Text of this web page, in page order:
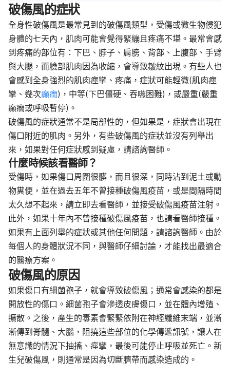
破傷風的症狀
全身性破傷風是最常見到的破傷風類型，受傷或微生物侵犯
身體的七天內，肌肉可能會覺得緊繃且疼痛不堪。最常會感
到疼痛的部位有：下巴、脖子、肩膀、背部、上腹部、手臂
與大腿，而臉部肌肉因為收縮，會導致皺紋出現。有些人也
會感到全身強烈的肌肉痙攣、疼痛，症狀可能輕微(肌肉痙
攣、幾次癲癇) ，中等(下巴僵硬、吞嚥困難) ，或嚴重(嚴重
癲癇或呼吸暫停) 。
破傷風的症狀通常不是局部性的，但如果是，症狀會出現在
傷口附近的肌肉。另外， 有些破傷風的症狀並沒有列舉出
來，如果對任何症狀感到疑慮，請諮詢醫師。
什麼時候該看醫師？
受傷時，如果傷口周圍很髒，而且很深，同時沾到泥土或動
物糞便，並在過去五年不曾接種破傷風疫苗，或是間隔時間
太久想不起來，請立即去看醫師，並接受破傷風疫苗注射。
此外，如果十年內不曾接種破傷風疫苗，也請看醫師接種。
如果有上面列舉的症狀或其他任何問題，請諮詢醫師。由於
每個人的身體狀況不同，與醫師仔細討論，才能找出最適合
的醫療方案。
破傷風的原因
如果傷口有細菌孢子 ，就會導致破傷風；通常會感染的都是
開放性的傷口。細菌孢子會滲透皮膚傷口，並在體內增殖、
擴散。之後，產生的毒素會緊緊依附在神經纖維末端，並漸
漸傳到脊髓 、大腦，阻撓這些部位的化學傳遞訊號，讓人在
無意識的情況下抽搐、痙攣，最後可能停止呼吸並死亡。新
生兒破傷風，則通常是因為切斷臍帶而感染造成的。